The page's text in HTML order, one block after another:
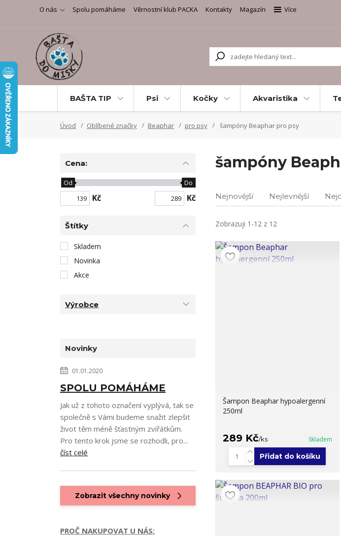
O nás Spolu pomáháme Věrnostní klub PACKA Kontakty Magazín
Více
BAŠTA TIP Psi Kočky Akvaristika
Úvod Oblíbené značky Beaphar pro psy šampóny Beaphar pro psy
šampóny
Nejnovější Nejlevnější
Zobrazuji 1-12 z 12
Šampon Beaphar hypoalergenní
250ml
289 Kč/ks Skladem
Přidat do košíku
Cena:
Kč
Od Do
Kč
Štítky
Skladem
Novinka
Akce
Výrobce
Novinky
01.01.2020
SPOLU POMÁHÁME
Jak už z tohoto označení vyplývá, tak se
společně s Vámi budeme snažit zlepšit
život těm méně šťastným zvířátkům.
Pro tento krok jsme se rozhodli, pro...
číst celé
Zobrazit všechny novinky
PROČ NAKUPOVAT U NÁS: